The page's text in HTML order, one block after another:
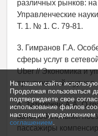
На нашем сайте
Продолжая пользоваться
подтверждаете свое
использование файлов
настоящим уведомлением
соглашением
различных рынков:
Управленческие
Т. 1. № 1. С. 79-81.
3. Гимранов Г.А.
сферы услуг в
Uber // Экономика и
практический
4. Затолокин А.А. О
автомобильными
пассажиры